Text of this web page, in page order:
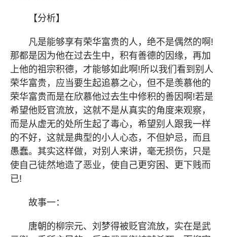
【分析】
凡是能够享有荣华富贵的人，绝不是偶然的啊!
那都是因为他在过去生中，积有善德的因缘，再加
上他的祖宗积德，才能够如此啊!所以我们看到别人
荣华富贵，应当要生起追慕之心，但不是羡慕他的
荣华富贵而是在欣慕他过去生中修积的善因啊!若是
希望他贬官流放，这就不是从真实的角度来观察，
而是从虚无的处所生起了毒心，希望别人跟我一样
的不好，这就是典型的小人心态，不但妒忌，而且
愚蠢。其实这样做，对别 人来讲，毫无损伤，只是
使自己徒然地造了恶业，使自己更穷困、更下贱而
已!
故事一：
唐朝的柳宗元、刘梦得被贬官流放，实在是武